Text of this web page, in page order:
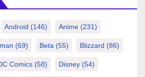
Android (146) Anime (231)
(69) Beta (55) Blizzard (86)
Comics (58) Disney (54)